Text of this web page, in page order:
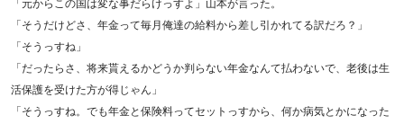
「元からこの国は変な事だらけっすよ」山本が言った。
「そうだけどさ、年金って毎月俺達の給料から差し引かれてる訳だろ？」
「そうっすね」
「だったらさ、将来貰えるかどうか判らない年金なんて払わないで、老後は生
活保護を受けた方が得じゃん」
「そうっすね。でも年金と保険料ってセットっすから、何か病気とかになった